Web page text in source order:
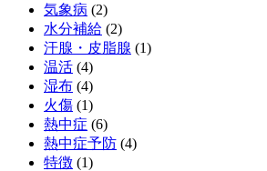
気象病 (2)
水分補給 (2)
汗腺・皮脂腺 (1)
温活 (4)
湿布 (4)
火傷 (1)
熱中症 (6)
熱中症予防 (4)
特徴 (1)